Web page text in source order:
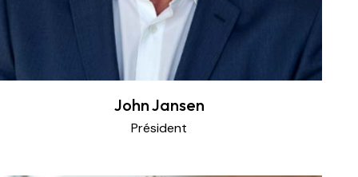
John Jansen
Président